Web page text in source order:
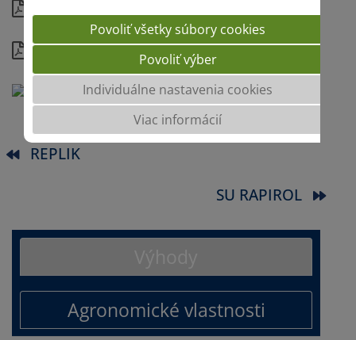
Aktuálny pohľad
Podrobnosti
REPLIK
SU RAPIROL
Agronomické vlastnosti
Povoliť všetky súbory cookies
Povoliť výber
Individuálne nastavenia cookies
Viac informácií